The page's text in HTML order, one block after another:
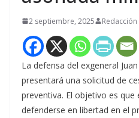
2 septiembre, 2025
La defensa del exgeneral
presentará una solicitud de
preventiva. El objetivo es
defenderse en libertad en el